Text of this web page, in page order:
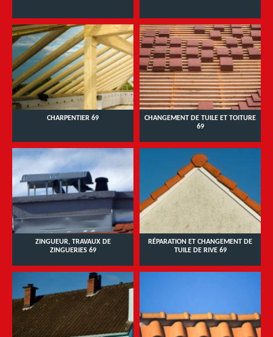
CHARPENTIER 69
CHANGEMENT DE TUILE ET TOITURE
69
ZINGUEUR, TRAVAUX DE
ZINGUERIES 69
RÉPARATION ET CHANGEMENT DE
TUILE DE RIVE 69